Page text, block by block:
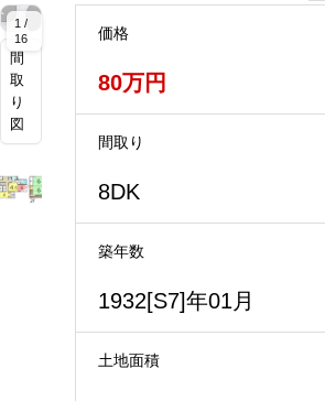
1 /
16
大
大
大
大
大
大
大
間
取
り
図
価格
80万円
間取り
8DK
築年数
1932[S7]年01月
土地面積